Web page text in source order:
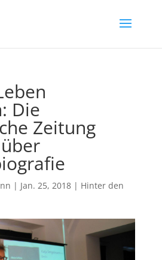
Die
Zeitung
| Jan. 25, 2018| Hinter den